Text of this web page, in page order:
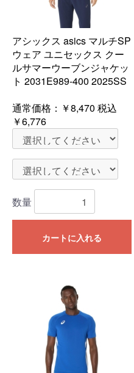
アシックス asics マルチSP
ウェア ユニセックス クー
ルサマーウーブンジャケッ
ト 2031E989-400 2025SS
通常価格： ￥8,470 税込
￥6,776
数量
カートに入れる